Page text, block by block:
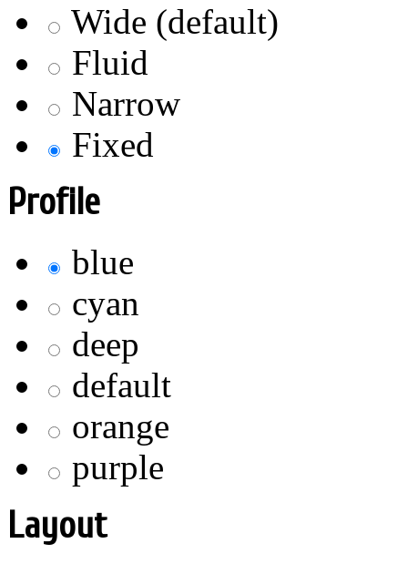
Wide (default)
Fluid
Narrow
Fixed
Profile
blue
cyan
deep
default
orange
purple
Layout